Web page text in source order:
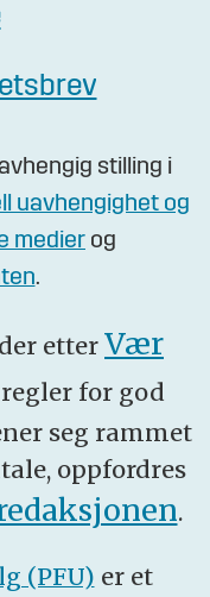
stilling i
uavhengighet og
medier og
.
etter Vær
regler for god
seg rammet
oppfordres
.
(PFU) er et